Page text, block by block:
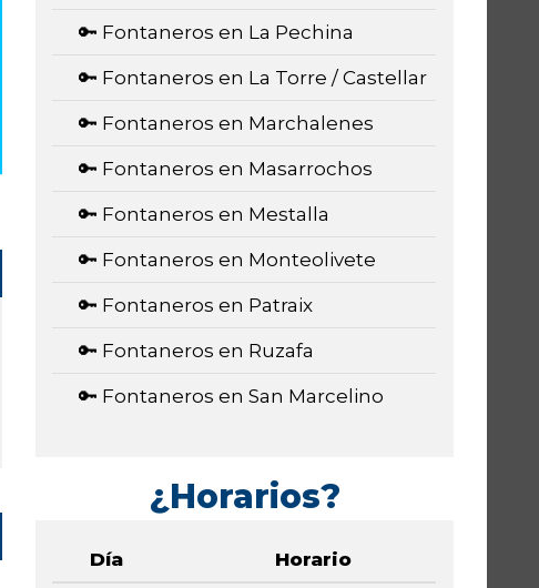
🔑 Fontaneros en La Pechina
🔑 Fontaneros en La Torre / Castellar
🔑 Fontaneros en Marchalenes
🔑 Fontaneros en Masarrochos
🔑 Fontaneros en Mestalla
🔑 Fontaneros en Monteolivete
🔑 Fontaneros en Patraix
🔑 Fontaneros en Ruzafa
🔑 Fontaneros en San Marcelino
¿Horarios?
Día Horario